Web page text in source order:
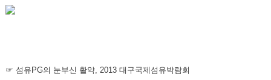
☞ 섬유PG의 눈부신 활약, 2013 대구국제섬유박람회